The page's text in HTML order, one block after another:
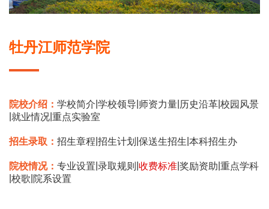
牡丹江师范学院
院校介绍： 学校简介 学校领导 师资力量 历史沿革 校园风景
就业情况 重点实验室
招生录取： 招生章程 招生计划 保送生招生 本科招生办
院校情况： 专业设置 录取规则 收费标准 奖励资助 重点学科
校歌 院系设置